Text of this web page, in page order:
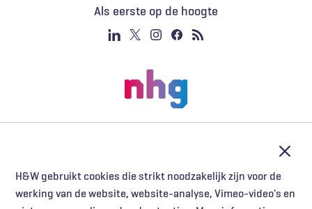
H&W gebruikt cookies die strikt noodzakelijk zijn voor de
werking van de website, website-analyse, Vimeo-video's en
Als eerste op de hoogte